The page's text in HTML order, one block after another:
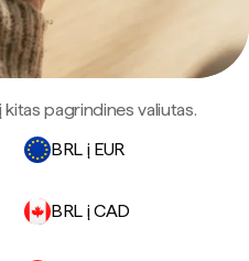
pagrindines valiutas.
BRL į EUR
BRL į CAD